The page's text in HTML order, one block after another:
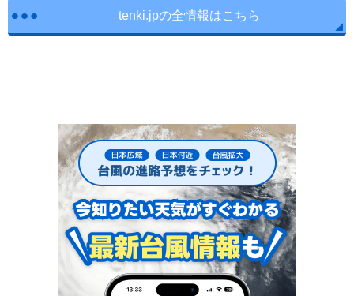
tenki.jpの全情報はこちら